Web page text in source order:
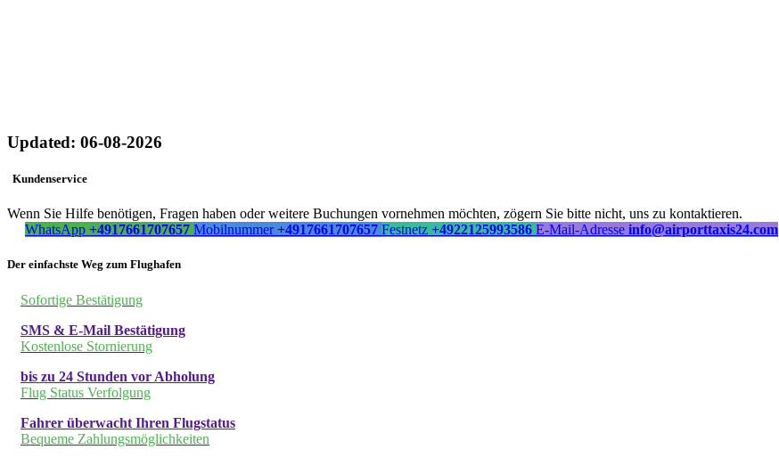
Updated: 06-08-2026
Kundenservice
Wenn Sie Hilfe benötigen, Fragen haben oder weitere Buchungen vornehmen möchten, zögern Sie bitte nicht, uns zu kontaktieren.
WhatsApp +4917661707657 Mobilnummer +4917661707657 Festnetz +4922125993586 E-Mail-Adresse info@airporttaxis24.com
Der einfachste Weg zum Flughafen
Sofortige Bestätigung
SMS & E-Mail Bestätigung
Kostenlose Stornierung
bis zu 24 Stunden vor Abholung
Flug Status Verfolgung
Fahrer überwacht Ihren Flugstatus
Bequeme Zahlungsmöglichkeiten